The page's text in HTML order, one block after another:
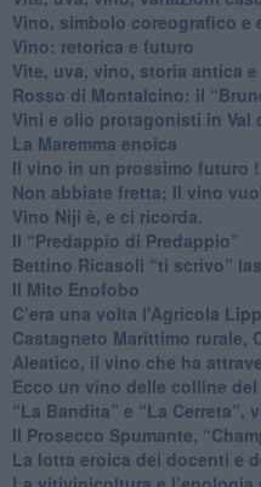
Vino, simbolo coreografico e
​Vino: retorica e futuro
​Vite, uva, vino, storia antica
​Rosso di Montalcino: il
Vini e olio protagonisti in Val
​La Maremma enoica
Il vino in un prossimo futuro
​Non abbiate fretta; Il vino
​Vino Niji è, e ci ricorda.
Il “Predappio di Predappio”
Bettino Ricasoli “ti scrivo”
Il Mito Enofobo
​C’era una volta l'Agricola
​Castagneto Marittimo rurale,
Aleatico, il vino che ha
Ecco un vino delle colline
“La Bandita” e “La Cerreta”,
​Il Prosecco Spumante,
​La lotta eroica dei docenti e